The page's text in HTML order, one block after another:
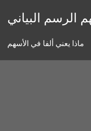
الرسم البياني
ماذا يعني ألفا في الأسهم